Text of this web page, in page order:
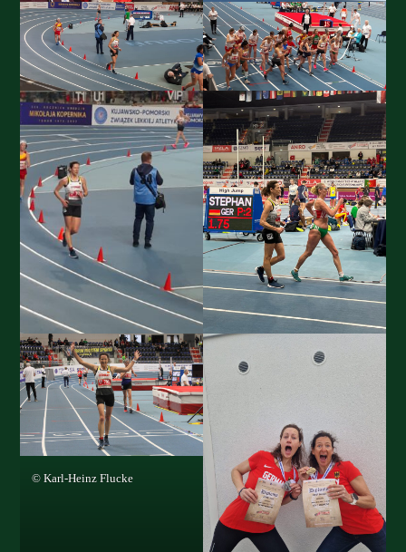
© Karl-Heinz Flucke